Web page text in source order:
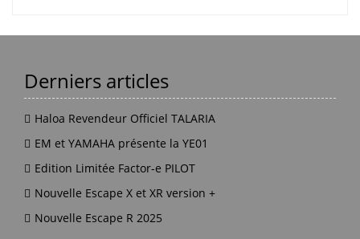
Derniers articles
Haloa Revendeur Officiel TALARIA
EM et YAMAHA présente la YE01
Edition Limitée Factor-e PILOT
Nouvelle Escape X et XR version +
Nouvelle Escape R 2025